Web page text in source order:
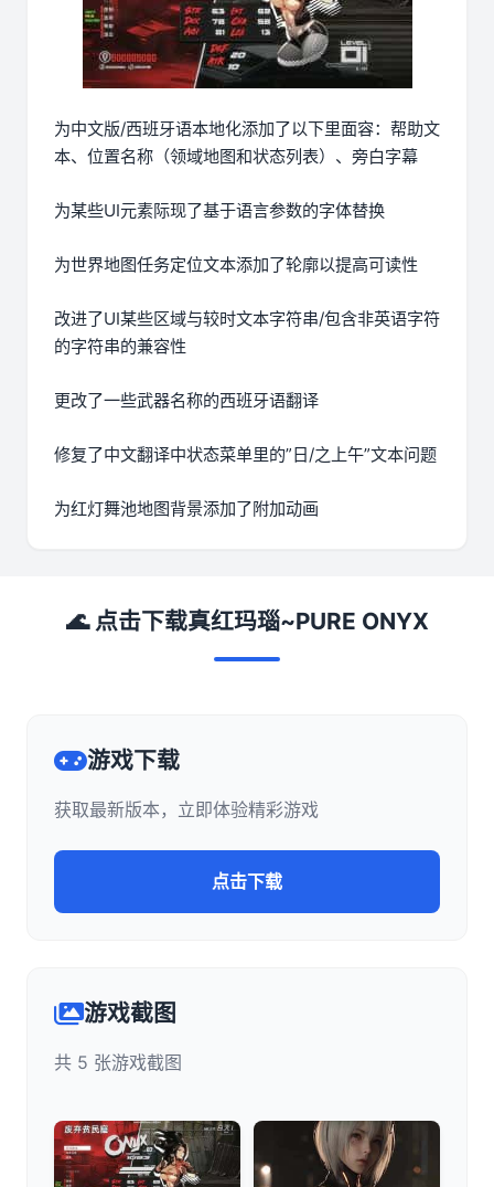
为中文版/西班牙语本地化添加了以下里面容：帮助文
本、位置名称（领域地图和状态列表）、旁白字幕
为某些UI元素际现了基于语言参数的字体替换
为世界地图任务定位文本添加了轮廓以提高可读性
改进了UI某些区域与较时文本字符串/包含非英语字符
的字符串的兼容性
更改了一些武器名称的西班牙语翻译
修复了中文翻译中状态菜单里的”日/之上午”文本问题
为红灯舞池地图背景添加了附加动画
🌊 点击下载真红玛瑙~PURE ONYX
游戏下载
获取最新版本，立即体验精彩游戏
点击下载
游戏截图
共 5 张游戏截图